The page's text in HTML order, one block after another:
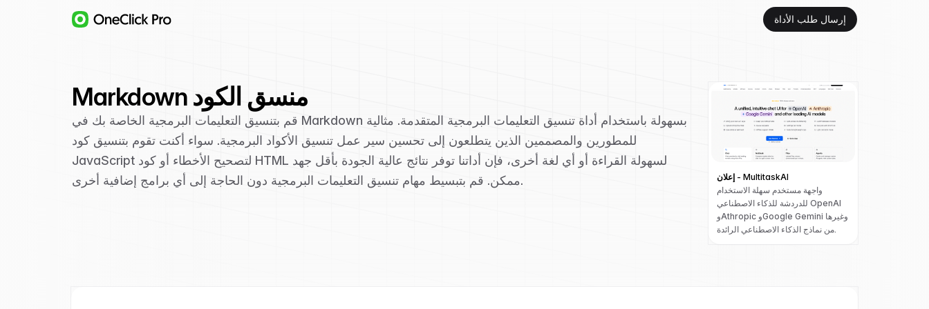
إرسال طلب الأداة
Markdown منسق الكود
قم بتنسيق التعليمات البرمجية الخاصة بك في Markdown بسهولة باستخدام أداة تنسيق التعليمات البرمجية المتقدمة. مثالية
للمطورين والمصممين الذين يتطلعون إلى تحسين سير عمل تنسيق الأكواد البرمجية. سواء أكنت تقوم بتنسيق كود
JavaScript لتصحيح الأخطاء أو كود HTML لسهولة القراءة أو أي لغة أخرى، فإن أداتنا توفر نتائج عالية الجودة بأقل جهد
ممكن. قم بتبسيط مهام تنسيق التعليمات البرمجية دون الحاجة إلى أي برامج إضافية أخرى.
إعلان - MultitaskAI
واجهة مستخدم سهلة الاستخدام
للدردشة للذكاء الاصطناعي OpenAI
وAthropic وGoogle Gemini وغيرها
من نماذج الذكاء الاصطناعي الرائدة.